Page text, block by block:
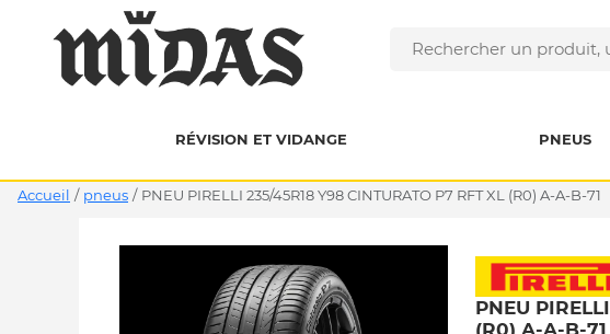
RÉVISION ET VIDANGE PNEUS
Accueil / pneus / PNEU PIRELLI 235/45R18 Y98 CINTURATO P7 RFT XL (R0) A-A-B-71
PNEU